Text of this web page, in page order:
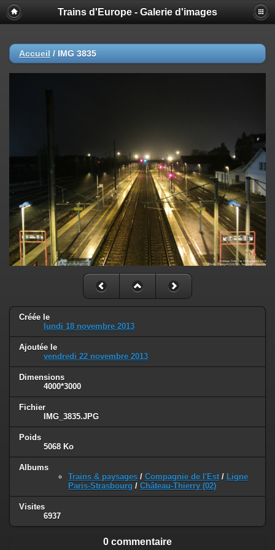
Trains d'Europe - Galerie d'images
Accueil / IMG 3835
Créée le
lundi 18 novembre 2013
Ajoutée le
vendredi 22 novembre 2013
Dimensions
4000*3000
Fichier
IMG_3835.JPG
Poids
5068 Ko
Albums
Trains & paysages / Compagnie de l'Est / Ligne
Paris-Strasbourg / Château-Thierry (02)
Visites
6937
0 commentaire